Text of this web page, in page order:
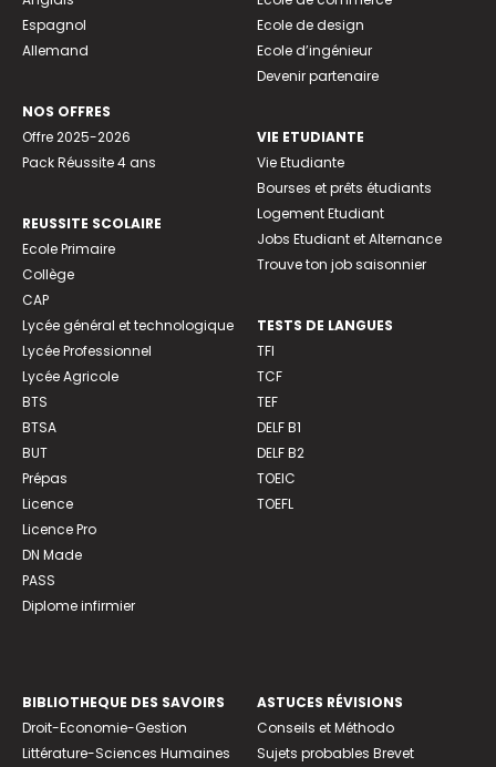
Espagnol
Allemand
NOS OFFRES
Offre 2025-2026
Pack Réussite 4 ans
REUSSITE SCOLAIRE
Ecole Primaire
Collège
CAP
Lycée général et technologique
Lycée Professionnel
Lycée Agricole
BTS
BTSA
BUT
Prépas
Licence
Licence Pro
DN Made
PASS
Diplome infirmier
Ecole de design
Ecole d’ingénieur
Devenir partenaire
VIE ETUDIANTE
Vie Etudiante
Bourses et prêts étudiants
Logement Etudiant
Jobs Etudiant et Alternance
Trouve ton job saisonnier
TESTS DE LANGUES
TFI
TCF
TEF
DELF B1
DELF B2
TOEIC
TOEFL
BIBLIOTHEQUE DES SAVOIRS
Droit-Economie-Gestion
Littérature-Sciences Humaines
ASTUCES RÉVISIONS
Conseils et Méthodo
Sujets probables Brevet